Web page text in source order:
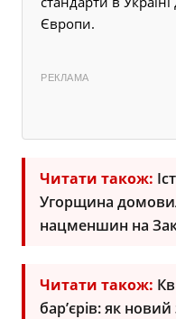
Європи.
РЕКЛАМА
Читати також:
Угорщина
нацменшин на
Читати також:
бар’єрів: як